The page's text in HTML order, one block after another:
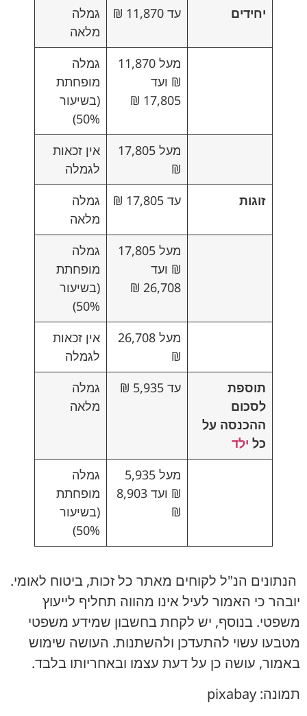
יחידים עד 11,870 ₪
גמלה
מלאה
מעל 11,870
₪ ועד
17,805 ₪
גמלה
מופחתת
(בשיעור
50%)
מעל 17,805
₪
אין זכאות
לגמלה
זוגות
עד 17,805 ₪
גמלה
מלאה
מעל 17,805
₪ ועד
26,708 ₪
גמלה
מופחתת
(בשיעור
50%)
מעל 26,708
₪
אין זכאות
לגמלה
תוספת
לסכום
ההכנסה על
כל ילד
עד 5,935 ₪
גמלה
מלאה
מעל 5,935
₪ ועד 8,903
₪
גמלה
מופחתת
(בשיעור
50%)
הנתונים הנ"ל לקוחים מאתר כל זכות, ביטוח לאומי.
יובהר כי האמור לעיל אינו מהווה תחליף לייעוץ
משפטי. בנוסף, יש לקחת בחשבון שמידע משפטי
מטבעו עשוי להתעדכן ולהשתנות. העושה שימוש
באמור, עושה כן על דעת עצמו ובאחריותו בלבד.
תמונה: pixabay